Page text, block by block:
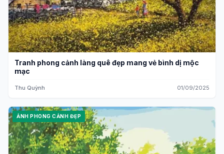
Tranh phong cảnh làng quê đẹp mang vẻ bình dị mộc
mạc
Thu Quỳnh 01/09/2025
ẢNH PHONG CẢNH ĐẸP